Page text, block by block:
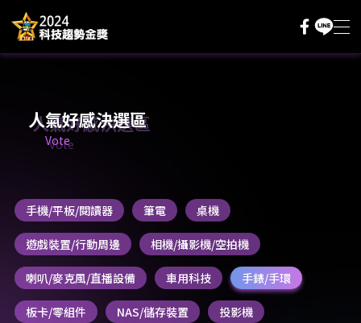
評審辦法
人氣好感決選區
Vote
手機/平板/閱讀器 筆電 桌機
遊戲裝置/行動周邊 相機/攝影機/空拍機
喇叭/麥克風/直播設備 車用科技 手錶/手環
板卡/零組件 NAS/儲存裝置 投影機